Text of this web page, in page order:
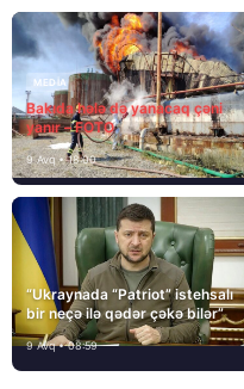
MEDİA
Bakıda hələ də yanacaq çəni
yanır – FOTO
9 Avq • 18:00
“Ukraynada “Patriot” istehsalı
bir neçə ilə qədər çəkə bilər”
9 Avq • 08:59